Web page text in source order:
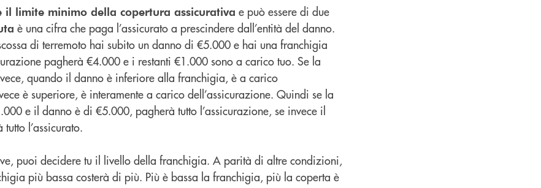
il limite minimo della copertura assicurativa e può essere di due
è una cifra che paga l’assicurato a prescindere dall’entità del danno.
di terremoto hai subito un danno di €5.000 e hai una franchigia
pagherà €4.000 e i restanti €1.000 sono a carico tuo. Se la
quando il danno è inferiore alla franchigia, è a carico
è superiore, è interamente a carico dell’assicurazione. Quindi se la
e il danno è di €5.000, pagherà tutto l’assicurazione, se invece il
l’assicurato.
puoi decidere tu il livello della franchigia. A parità di altre condizioni,
più bassa costerà di più. Più è bassa la franchigia, più la coperta è